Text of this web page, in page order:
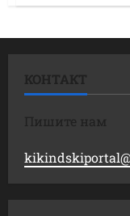
КОНТАКТ
Пишите нам